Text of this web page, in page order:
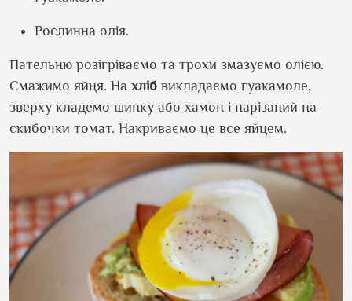
Рослинна олія.
Пательню розігріваємо та трохи змазуємо олією.
Смажимо яйця. На хліб викладаємо гуакамоле,
зверху кладемо шинку або хамон і нарізаний на
скибочки томат. Накриваємо це все яйцем.